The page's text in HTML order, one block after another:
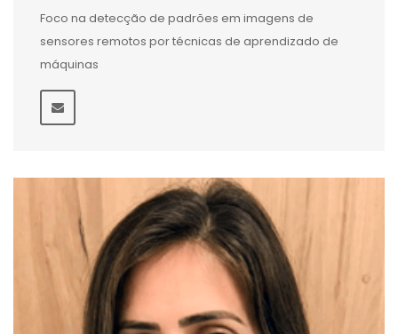
Foco na detecção de padrões em imagens de
sensores remotos por técnicas de aprendizado de
máquinas